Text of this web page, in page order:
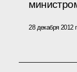
28 декабря 2012